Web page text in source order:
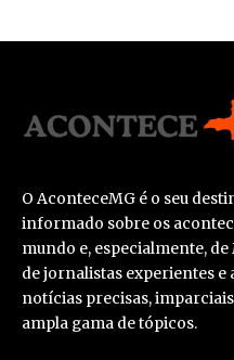
O AconteceMG é o seu
informado sobre os
mundo e, especialmente,
de jornalistas experientes e
notícias precisas,
ampla gama de tópicos.